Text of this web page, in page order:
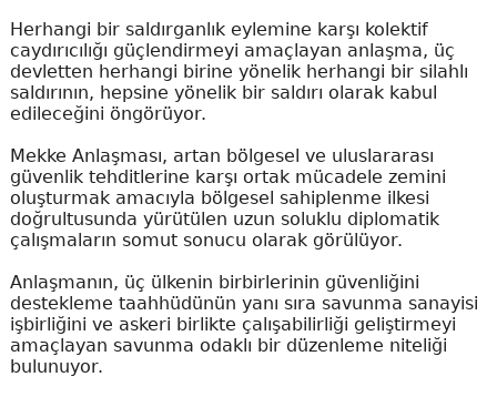
Herhangi bir saldırganlık eylemine karşı kolektif
caydırıcılığı güçlendirmeyi amaçlayan anlaşma, üç
devletten herhangi birine yönelik herhangi bir silahlı
saldırının, hepsine yönelik bir saldırı olarak kabul
edileceğini öngörüyor.
Mekke Anlaşması, artan bölgesel ve uluslararası
güvenlik tehditlerine karşı ortak mücadele zemini
oluşturmak amacıyla bölgesel sahiplenme ilkesi
doğrultusunda yürütülen uzun soluklu diplomatik
çalışmaların somut sonucu olarak görülüyor.
Anlaşmanın, üç ülkenin birbirlerinin güvenliğini
destekleme taahhüdünün yanı sıra savunma sanayisi
işbirliğini ve askeri birlikte çalışabilirliği geliştirmeyi
amaçlayan savunma odaklı bir düzenleme niteliği
bulunuyor.